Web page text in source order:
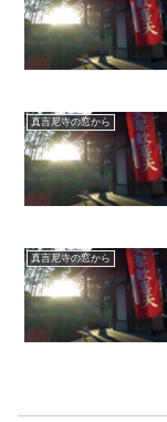
真言尼寺の窓から
真言尼寺の窓から